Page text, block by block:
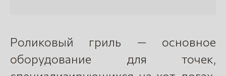
Роликовый гриль — основное
оборудование для точек,